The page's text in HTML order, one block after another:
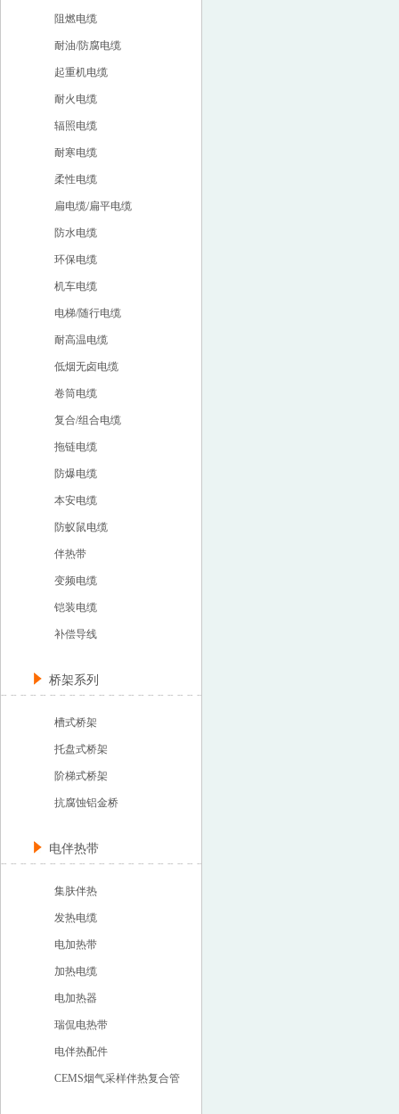
阻燃电缆
耐油/防腐电缆
起重机电缆
耐火电缆
辐照电缆
耐寒电缆
柔性电缆
扁电缆/扁平电缆
防水电缆
环保电缆
机车电缆
电梯/随行电缆
耐高温电缆
低烟无卤电缆
卷筒电缆
复合/组合电缆
拖链电缆
防爆电缆
本安电缆
防蚁鼠电缆
伴热带
变频电缆
铠装电缆
补偿导线
桥架系列
槽式桥架
托盘式桥架
阶梯式桥架
抗腐蚀铝金桥
电伴热带
集肤伴热
发热电缆
电加热带
加热电缆
电加热器
瑞侃电热带
电伴热配件
CEMS烟气采样伴热复合管